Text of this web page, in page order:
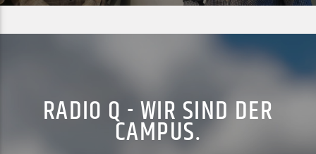
RADIO Q - WIR SIND DER
CAMPUS.